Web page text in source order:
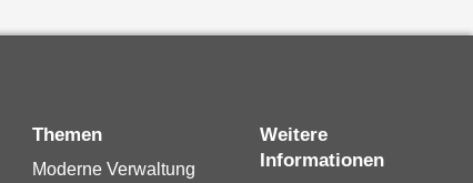
Themen
Moderne Verwaltung
Weitere
Informationen